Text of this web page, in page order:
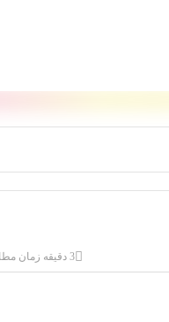
3 دقیقه زمان مطالعه